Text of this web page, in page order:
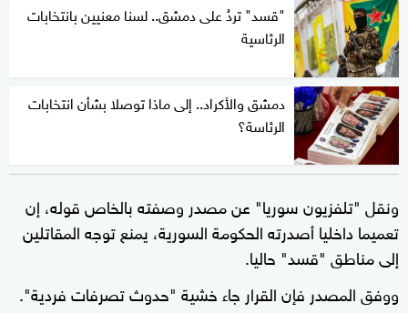
"قسد" تردُ على دمشق.. لسنا معنيين بانتخابات
الرئاسية
دمشق والأكراد.. إلى ماذا توصلا بشأن انتخابات
الرئاسة؟
ونقل "تلفزيون سوريا" عن مصدر وصفته بالخاص قوله، إن
تعميما داخليا أصدرته الحكومة السورية، يمنع توجه المقاتلين
إلى مناطق "قسد" حاليا.
ووفق المصدر فإن القرار جاء خشية "حدوث تصرفات فردية".